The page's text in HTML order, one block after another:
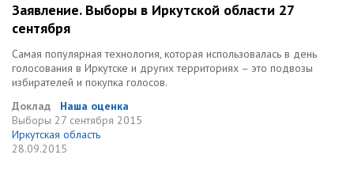
Заявление. Выборы в Иркутской области 27
сентября
Самая популярная технология, которая использовалась в день
голосования в Иркутске и других территориях – это подвозы
избирателей и покупка голосов.
Доклад
Наша оценка
Выборы 27 сентября 2015
Иркутская область
28.09.2015